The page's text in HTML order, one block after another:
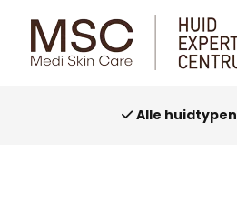
Alle huidtypen